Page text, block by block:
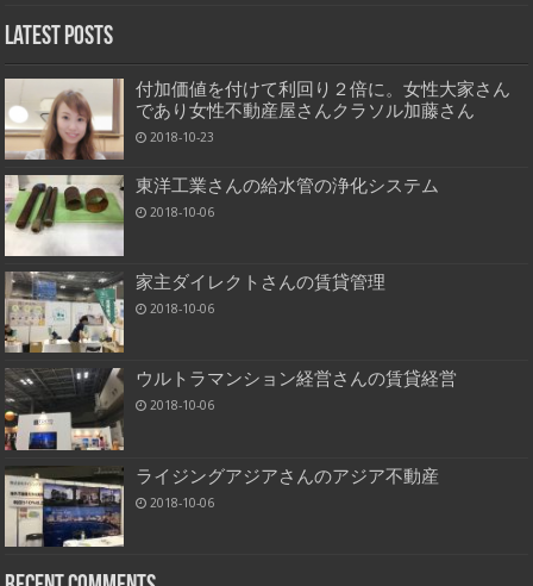
Latest Posts
付加価値を付けて利回り２倍に。女性大家さん
であり女性不動産屋さんクラソル加藤さん
2018-10-23
東洋工業さんの給水管の浄化システム
2018-10-06
家主ダイレクトさんの賃貸管理
2018-10-06
ウルトラマンション経営さんの賃貸経営
2018-10-06
ライジングアジアさんのアジア不動産
2018-10-06